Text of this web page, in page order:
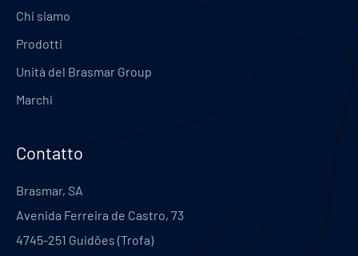
Chi siamo
Prodotti
Unità del Brasmar Group
Marchi
Contatto
Brasmar, SA
Avenida Ferreira de Castro, 73
4745-251 Guidões (Trofa)